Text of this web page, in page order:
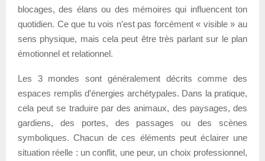
blocages, des élans ou des mémoires qui influencent ton
quotidien. Ce que tu vois n’est pas forcément « visible » au
sens physique, mais cela peut être très parlant sur le plan
émotionnel et relationnel.
Les 3 mondes sont généralement décrits comme des
espaces remplis d’énergies archétypales. Dans la pratique,
cela peut se traduire par des animaux, des paysages, des
gardiens, des portes, des passages ou des scènes
symboliques. Chacun de ces éléments peut éclairer une
situation réelle : un conflit, une peur, un choix professionnel,